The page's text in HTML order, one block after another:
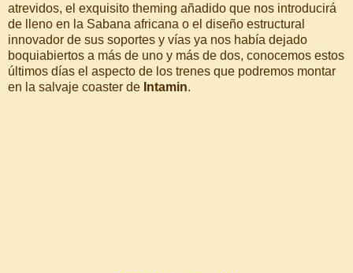
atrevidos, el exquisito theming añadido que nos introducirá
de lleno en la Sabana africana o el diseño estructural
innovador de sus soportes y vías ya nos había dejado
boquiabiertos a más de uno y más de dos, conocemos estos
últimos días el aspecto de los trenes que podremos montar
en la salvaje coaster de Intamin.